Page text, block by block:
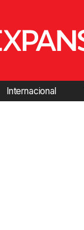
Internacional